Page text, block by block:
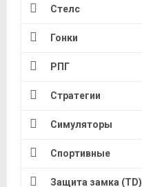
Стелс
Гонки
РПГ
Стратегии
Симуляторы
Спортивные
Защита замка (TD)